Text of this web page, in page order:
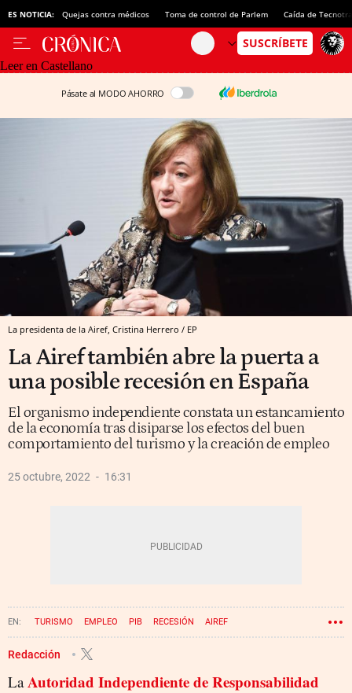
ES NOTICIA: Quejas contra médicos Toma de control de Parlem Caída de
Leer en Castellano
Pásate al MODO AHORRO
La presidenta de la Airef, Cristina Herrero / EP
La Airef también abre la puerta a
una posible recesión en España
El organismo independiente constata un estancamiento
de la economía tras disiparse los efectos del buen
comportamiento del turismo y la creación de empleo
25 octubre, 2022 16:31
TURISMO EMPLEO PIB RECESIÓN AIREF
Redacción
LaAutoridad Independiente de Responsabilidad